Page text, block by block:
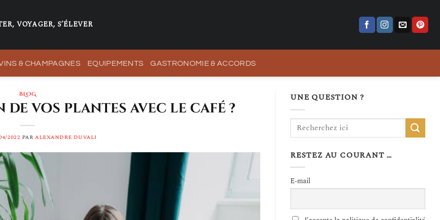
VOYAGER, S’ÉLEVER
& CHAMPAGNES EQUIPEMENTS GASTRONOMIE & ACCORDS
BLOG
vos plantes avec le café ?
2022 PARALEXANDRE DUVALI
UNE QUESTION ?
RESTEZ AU COURANT …
E-mail